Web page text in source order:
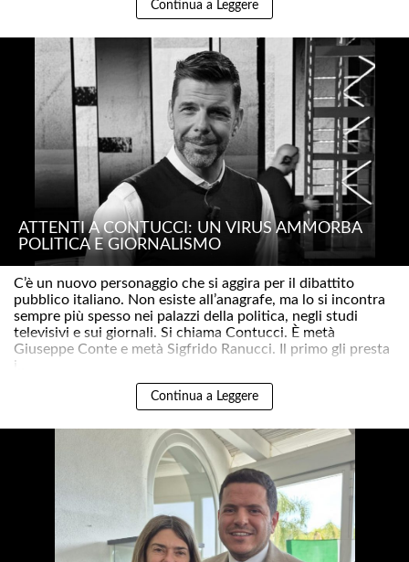
Continua a Leggere
ATTENTI A CONTUCCI: UN VIRUS AMMORBA
POLITICA E GIORNALISMO
C’è un nuovo personaggio che si aggira per il dibattito
pubblico italiano. Non esiste all’anagrafe, ma lo si incontra
sempre più spesso nei palazzi della politica, negli studi
televisivi e sui giornali. Si chiama Contucci. È metà
Giuseppe Conte e metà Sigfrido Ranucci. Il primo gli presta
i..
Continua a Leggere